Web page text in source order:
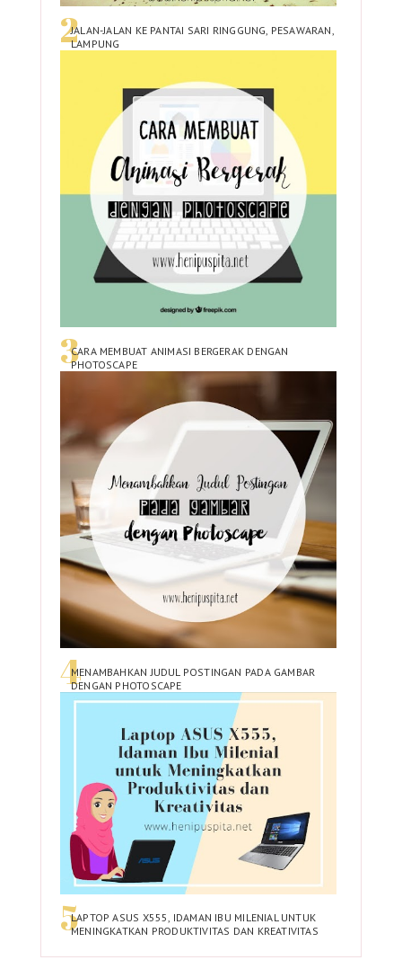
JALAN-JALAN KE PANTAI SARI RINGGUNG, PESAWARAN,
LAMPUNG
CARA MEMBUAT ANIMASI BERGERAK DENGAN
PHOTOSCAPE
MENAMBAHKAN JUDUL POSTINGAN PADA GAMBAR
DENGAN PHOTOSCAPE
LAPTOP ASUS X555, IDAMAN IBU MILENIAL UNTUK
MENINGKATKAN PRODUKTIVITAS DAN KREATIVITAS